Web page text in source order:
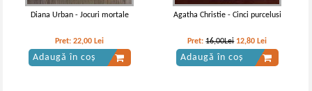
Diana Urban - Jocuri mortale
Pret:22,00 Lei
Adaugă în coș
Agatha Christie - Cinci purcelusi
Pret:16,00Lei 12,80 Lei
Adaugă în coș